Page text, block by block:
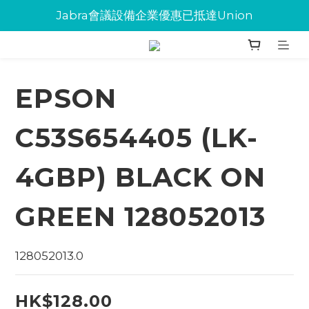
Jabra會議設備企業優惠已抵達Union
Jabra會議設備企業優惠已抵達Union
環保碳粉歡迎大量下單
EPSON
C53S654405 (LK-
4GBP) BLACK ON
GREEN 128052013
128052013.0
HK$128.00